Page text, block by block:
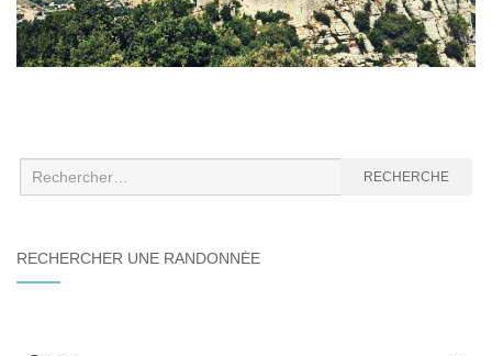
Recherche
:
RECHERCHE
RECHERCHER UNE RANDONNÉE